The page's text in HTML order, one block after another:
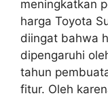
meningkatkan
harga Toyota
diingat bahwa
dipengaruhi
tahun
fitur. Oleh